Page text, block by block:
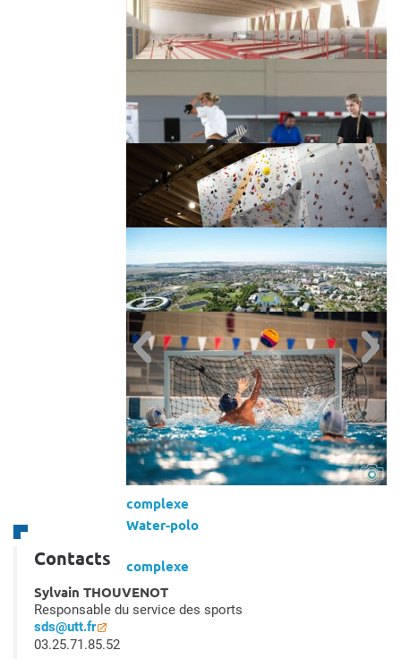
Piste BMX
complexe
Piscine des chartreux
complexe
Halle Gymnastique
complexe
Page 4 sur 8
COSEC
complexe
Page 5 sur 8
Murs d'escalade CIME
complexe
Page 6 sur 8
Centre Sportif de l'Aube
complexe
Page 7 sur 8
Water-polo
complexe
Page 8 sur 8
mise à jour le 17 octobre 2024
Contacts
Sylvain THOUVENOT
Responsable du service des sports
sds@utt.fr
03.25.71.85.52